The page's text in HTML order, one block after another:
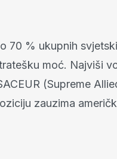
70 % ukupnih
moć. Najviši
(Supreme
zauzima